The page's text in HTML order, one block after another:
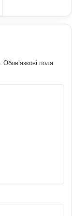
Обов’язкові поля